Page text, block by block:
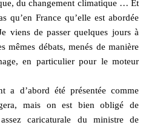
du changement climatique … Et
qu’en France qu’elle est abordée
viens de passer quelques jours à
débats, menés de manière
en particulier pour le moteur
a d’abord été présentée comme
mais on est bien obligé de
caricaturale du ministre de